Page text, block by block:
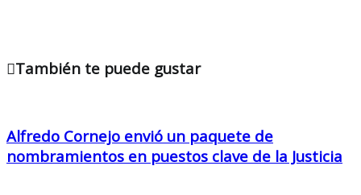
También te puede gustar
Alfredo Cornejo envió un paquete de
nombramientos en puestos clave de la Justicia